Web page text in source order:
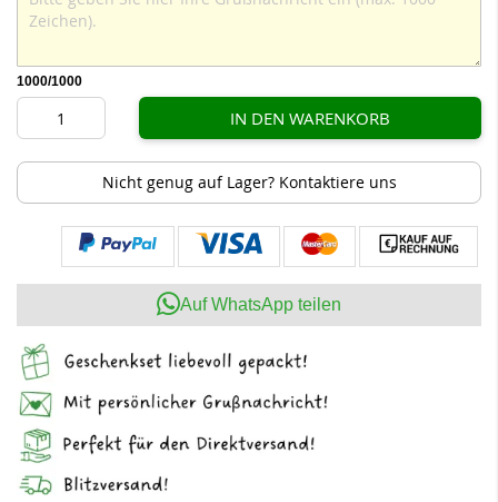
1000/1000
IN DEN WARENKORB
Nicht genug auf Lager? Kontaktiere uns
Auf WhatsApp teilen